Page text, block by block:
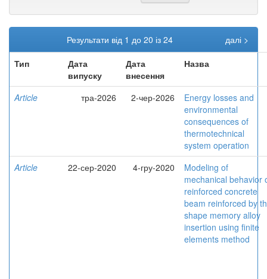
Результати від 1 до 20 із 24
далі >
Тип
Дата
випуску
Дата
внесення
Назва
Article тра-2026 2-чер-2026
Energy losses and
environmental
consequences of
thermotechnical
system operation
Article
22-сер-2020 4-гру-2020
Modeling of
mechanical behavior
reinforced concrete
beam reinforced by
shape memory alloy
insertion using finite
elements method